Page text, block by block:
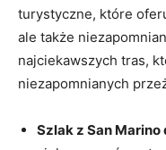
turystyczne, ⁤które
‍ale także⁢
najciekawszych tras,
‌niezapomnianych
Szlak z San Marino